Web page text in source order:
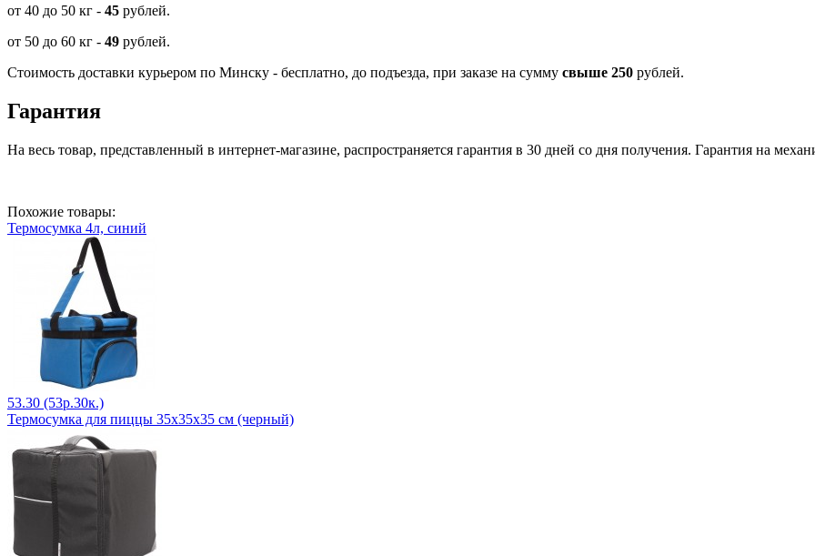
от 40 до 50 кг - 45 рублей.
от 50 до 60 кг - 49 рублей.
Стоимость доставки курьером по Минску - бесплатно, до подъезда, при заказе на сумму свыше 250 рублей.
Гарантия
На весь товар, представленный в интернет-магазине, распространяется гарантия в 30 дней со дня получения. Гарантия на
Похожие товары:
Термосумка 4л, синий
53.30 (53р.30к.)
Термосумка для пиццы 35х35х35 см (черный)